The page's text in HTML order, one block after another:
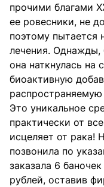
прочими благами
ее ровесники, не
поэтому пытается
лечения.
она наткнулась на
биоактивную
Это уникальное
практически от
исцеляет от рака!
позвонила по
заказала 6
рублей, оставив